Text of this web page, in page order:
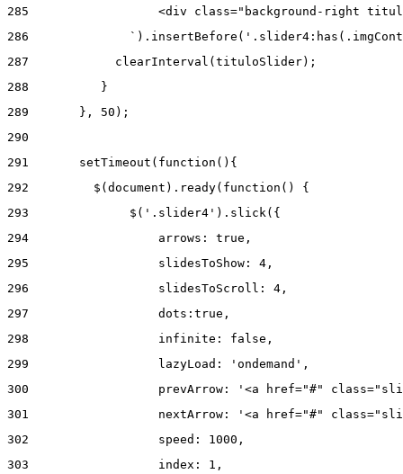
285
<div class="background-right
286
287
            clearInterval(tituloSlider);
288
          }
289
       }, 50);
290
291
       setTimeout(function(){
292
         $(document).ready(function() {
293
              $('.slider4').slick({
294
                  arrows: true,
295
                  slidesToShow: 4,
296
                  slidesToScroll: 4,
297
                  dots:true,
298
                  infinite: false,
299
                  lazyLoad: 'ondemand',
300
prevArrow: '<a href="#"
301
nextArrow: '<a href="#"
302
                  speed: 1000,
303
                  index: 1,